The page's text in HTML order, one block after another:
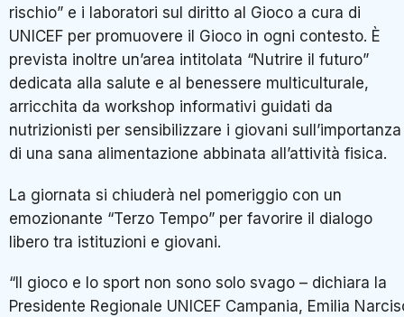
rischio” e i laboratori sul diritto al Gioco a cura di
UNICEF per promuovere il Gioco in ogni contesto. È
prevista inoltre un’area intitolata “Nutrire il futuro”
dedicata alla salute e al benessere multiculturale,
arricchita da workshop informativi guidati da
nutrizionisti per sensibilizzare i giovani sull’importanza
di una sana alimentazione abbinata all’attività fisica.
La giornata si chiuderà nel pomeriggio con un
emozionante “Terzo Tempo” per favorire il dialogo
libero tra istituzioni e giovani.
“Il gioco e lo sport non sono solo svago – dichiara la
Presidente Regionale UNICEF Campania, Emilia